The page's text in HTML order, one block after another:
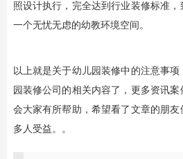
照设计执行，完全达到行业装修标准
一个无忧无虑的幼教环境空间。
以上就是关于幼儿园装修中的注意事
园装修公司的相关内容了，更多资讯
会大家有所帮助，希望看了文章的朋
多人受益。。